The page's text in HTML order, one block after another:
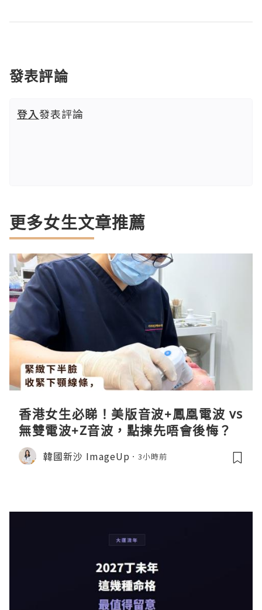
發表評論
登入發表評論
更多女生文章推薦
香港女生必睇！美版音波+鳳凰電波 vs
無雙電波+Z音波，點揀先唔會後悔？
韓國新沙 ImageUp 3小時前